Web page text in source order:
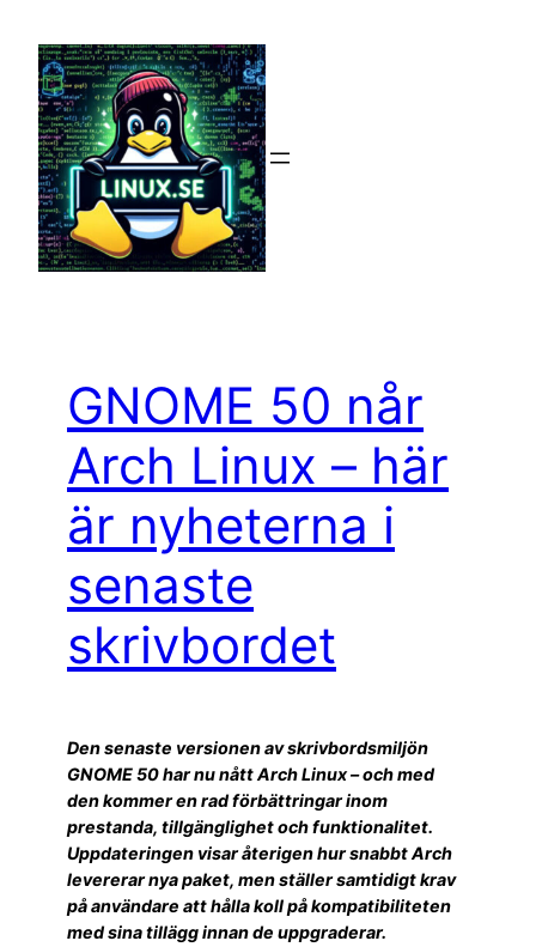
innehåll
GNOME 50 når
Arch Linux – här
är nyheterna i
senaste
skrivbordet
Den senaste versionen av skrivbordsmiljön
GNOME 50 har nu nått Arch Linux – och med
den kommer en rad förbättringar inom
prestanda, tillgänglighet och funktionalitet.
Uppdateringen visar återigen hur snabbt Arch
levererar nya paket, men ställer samtidigt krav
på användare att hålla koll på kompatibiliteten
med sina tillägg innan de uppgraderar.